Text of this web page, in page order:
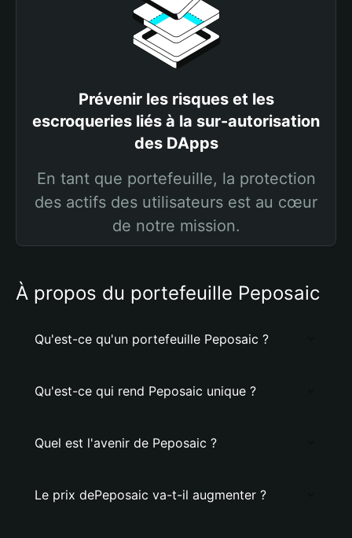
Prévenir les risques et les
escroqueries liés à la sur-autorisation
des DApps
En tant que portefeuille, la protection
des actifs des utilisateurs est au cœur
de notre mission.
À propos du portefeuille Peposaic
Qu'est-ce qu'un portefeuille Peposaic ?
Qu'est-ce qui rend Peposaic unique ?
Quel est l'avenir de Peposaic ?
Le prix dePeposaic va-t-il augmenter ?